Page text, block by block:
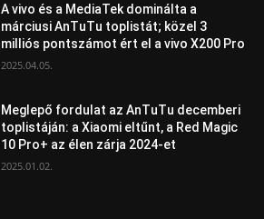
A vivo és a MediaTek dominálta a
márciusi AnTuTu toplistát; közel 3
milliós pontszámot ért el a vivo X200 Pro
2025.04.05.
Meglepő fordulat az AnTuTu decemberi
toplistáján: a Xiaomi eltűnt, a Red Magic
10 Pro+ az élen zárja 2024-et
2025.01.02.